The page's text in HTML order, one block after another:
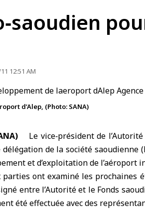
12:51 AM
d’Alep, (Photo: SANA)
Le vice‑président de
délégation dela société saoudienne
et d’exploitation de l’aéroport
parties ont examiné les prochaines
entre l’Autorité et le Fonds
été effectuée avec des